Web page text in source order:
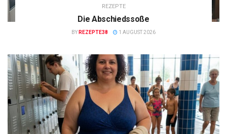
REZEPTE
Die Abschiedssoße
BY REZEPTE38 1 AUGUST 2026